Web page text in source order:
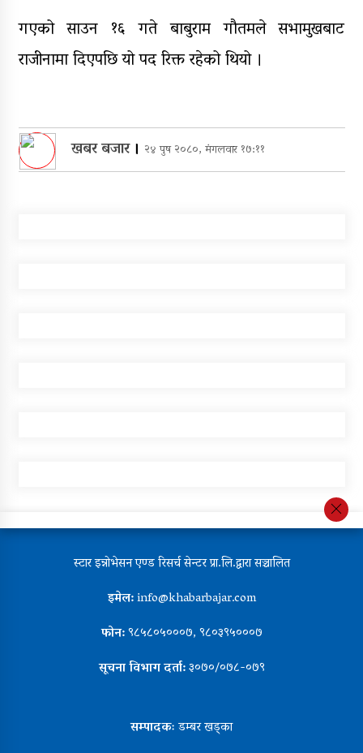
गएको साउन १६ गते बाबुराम गौतमले सभामुखबाट
राजीनामा दिएपछि यो पद रिक्त रहेको थियो ।
खबर बजार। २४ पुष २०८०, मंगलवार १७:११
स्टार इन्नोभेसन एण्ड रिसर्च सेन्टर प्रा.लि.द्वारा सञ्चालित
इमेल:info@khabarbajar.com
फोन:९८५८०५०००७, ९८०३९५०००७
सूचना विभाग दर्ता:३०७०/०७८-०७९
सम्पादकःडम्बर खड्का